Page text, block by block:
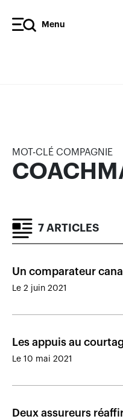
Menu
MOT-CLÉ COMPAGNIE
7 ARTICLES
Un comparateur
Le 2 juin 2021
Les appuis au
Le 10 mai 2021
Deux assureurs